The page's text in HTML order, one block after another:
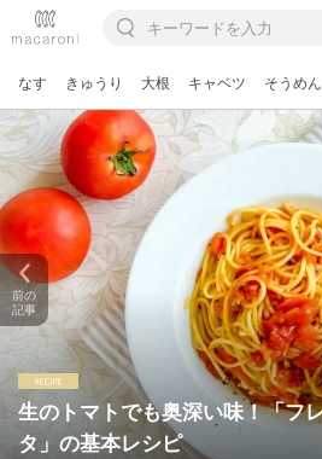
なす きゅうり 大根 キャベツ そうめん
生のトマトでも奥深い味！「フ
タ」の基本レシピ
前の
記事